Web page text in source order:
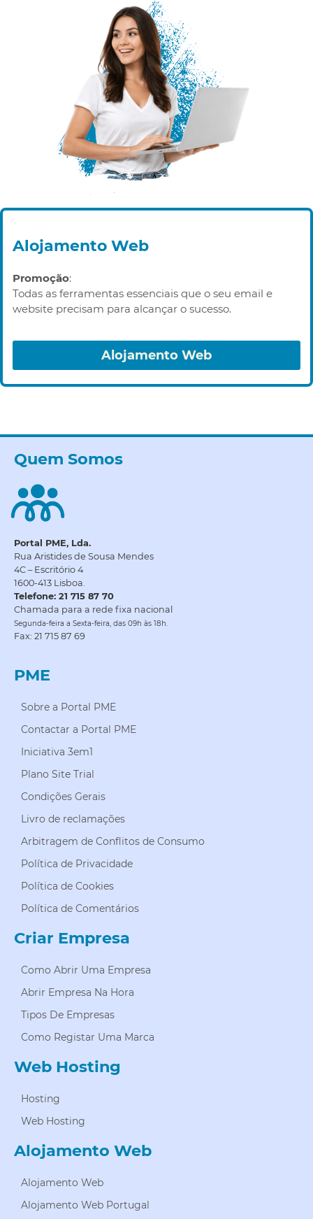
Alojamento Web
Promoção:
Todas as ferramentas essenciais que o seu email e
website precisam para alcançar o sucesso.
Alojamento Web
Quem Somos
Portal PME, Lda.
Rua Aristides de Sousa Mendes
4C – Escritório 4
1600-413 Lisboa.
Telefone: 21 715 87 70
Chamada para a rede fixa nacional
Segunda-feira a Sexta-feira, das 09h às 18h.
Fax: 21 715 87 69
PME
Sobre a Portal PME
Contactar a Portal PME
Iniciativa 3em1
Plano Site Trial
Condições Gerais
Livro de reclamações
Arbitragem de Conflitos de Consumo
Política de Privacidade
Política de Cookies
Política de Comentários
Criar Empresa
Como Abrir Uma Empresa
Abrir Empresa Na Hora
Tipos De Empresas
Como Registar Uma Marca
Web Hosting
Hosting
Web Hosting
Alojamento Web
Alojamento Web
Alojamento Web Portugal